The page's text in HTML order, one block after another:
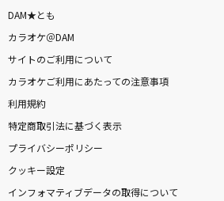
DAM★とも
カラオケ＠DAM
サイトのご利用について
カラオケご利用にあたっての注意事項
利用規約
特定商取引法に基づく表示
プライバシーポリシー
クッキー設定
インフォマティブデータの取得について